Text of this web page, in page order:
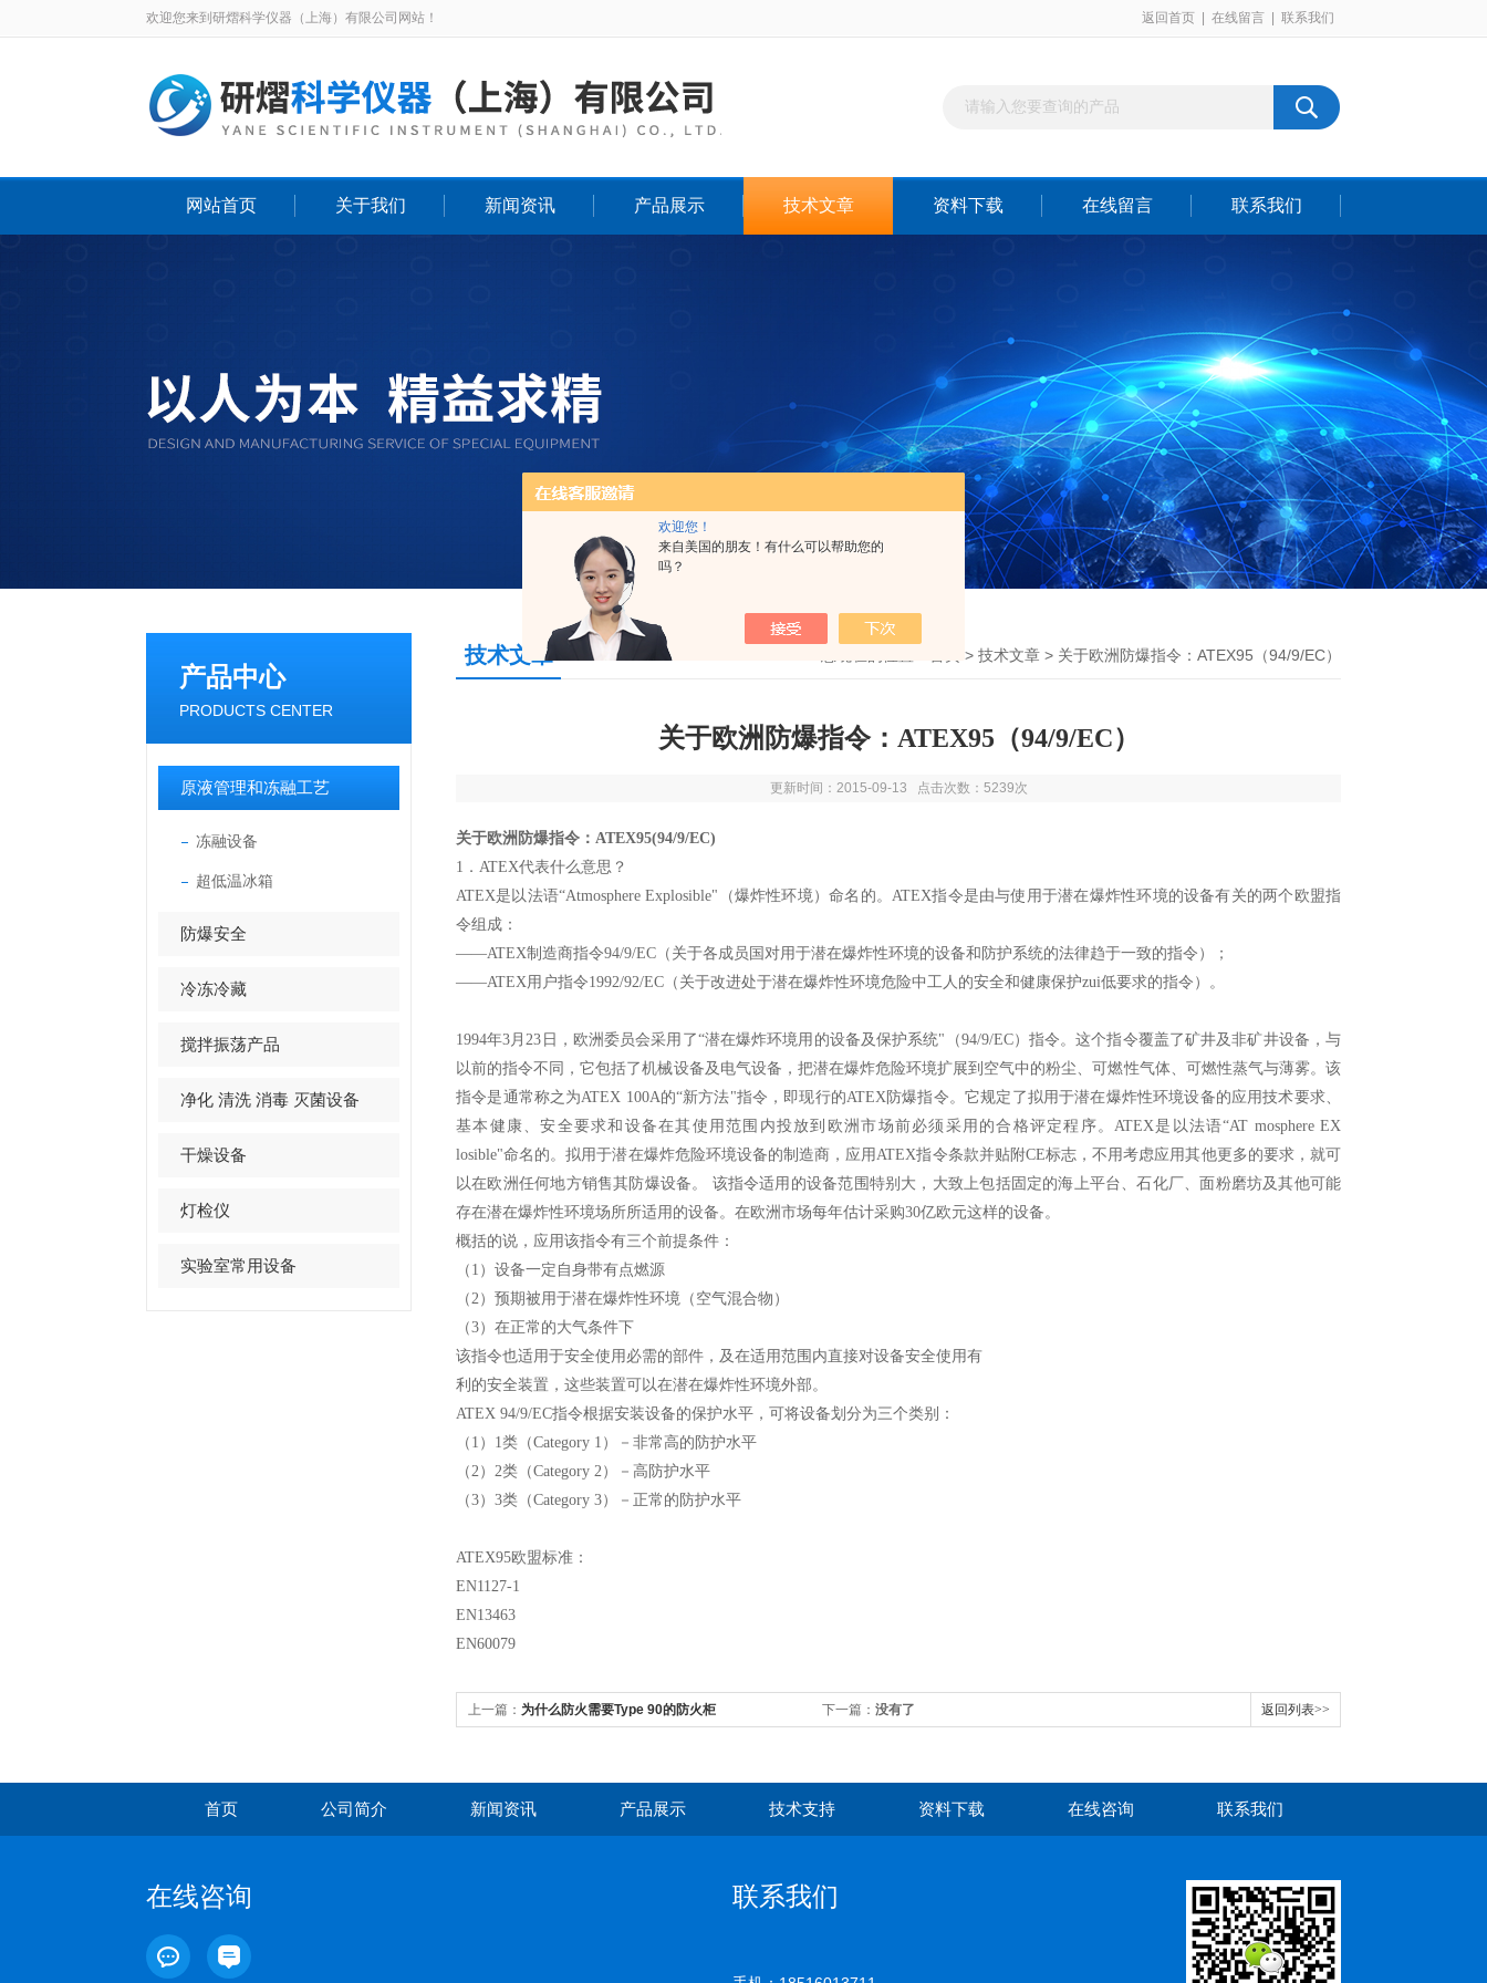
欢迎您！
来自美国的朋友！有什么可以帮助您的
吗？
欢迎您来到研熠科学仪器（上海）有限公司网站！ 返回首页 在线留言 联系我们
网站首页 关于我们 新闻资讯 产品展示 技术文章 资料下载 在线留言 联系我们
产品中心
PRODUCTS CENTER
原液管理和冻融工艺
冻融设备
超低温冰箱
防爆安全
冷冻冷藏
搅拌振荡产品
净化 清洗 消毒 灭菌设备
干燥设备
灯检仪
实验室常用设备
技术文章 > 技术文章 > 关于欧洲防爆指令：ATEX95（94/9/EC）
关于欧洲防爆指令：ATEX95（94/9/EC）
更新时间：2015-09-13 点击次数：5239次
关于欧洲防爆指令：ATEX95(94/9/EC)
1．ATEX代表什么意思？
ATEX是以法语“Atmosphere Explosible"（爆炸性环境）命名的。ATEX指令是由与使用于潜在爆炸性环境的设备有关的两个欧盟指
令组成：
——ATEX制造商指令94/9/EC（关于各成员国对用于潜在爆炸性环境的设备和防护系统的法律趋于一致的指令）；
——ATEX用户指令1992/92/EC（关于改进处于潜在爆炸性环境危险中工人的安全和健康保护zui低要求的指令）。
1994年3月23日，欧洲委员会采用了“潜在爆炸环境用的设备及保护系统"（94/9/EC）指令。这个指令覆盖了矿井及非矿井设备，与
以前的指令不同，它包括了机械设备及电气设备，把潜在爆炸危险环境扩展到空气中的粉尘、可燃性气体、可燃性蒸气与薄雾。该
指令是通常称之为ATEX 100A的“新方法"指令，即现行的ATEX防爆指令。它规定了拟用于潜在爆炸性环境设备的应用技术要求、
基本健康、安全要求和设备在其使用范围内投放到欧洲市场前必须采用的合格评定程序。ATEX是以法语“AT mosphere EX
losible"命名的。拟用于潜在爆炸危险环境设备的制造商，应用ATEX指令条款并贴附CE标志，不用考虑应用其他更多的要求，就可
以在欧洲任何地方销售其防爆设备。 该指令适用的设备范围特别大，大致上包括固定的海上平台、石化厂、面粉磨坊及其他可能
存在潜在爆炸性环境场所所适用的设备。在欧洲市场每年估计采购30亿欧元这样的设备。
概括的说，应用该指令有三个前提条件：
（1）设备一定自身带有点燃源
（2）预期被用于潜在爆炸性环境（空气混合物）
（3）在正常的大气条件下
该指令也适用于安全使用必需的部件，及在适用范围内直接对设备安全使用有
利的安全装置，这些装置可以在潜在爆炸性环境外部。
ATEX 94/9/EC指令根据安装设备的保护水平，可将设备划分为三个类别：
（1）1类（Category 1）－非常高的防护水平
（2）2类（Category 2）－高防护水平
（3）3类（Category 3）－正常的防护水平
ATEX95欧盟标准：
EN1127-1
EN13463
EN60079
上一篇： 为什么防火需要Type 90的防火柜 下一篇： 没有了 返回列表>>
首页 公司简介 新闻资讯 产品展示 技术支持 资料下载 在线咨询 联系我们
在线咨询 联系我们